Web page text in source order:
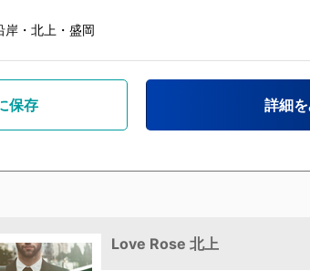
岸・北上・盛岡
保存 詳細
Love Rose 北上